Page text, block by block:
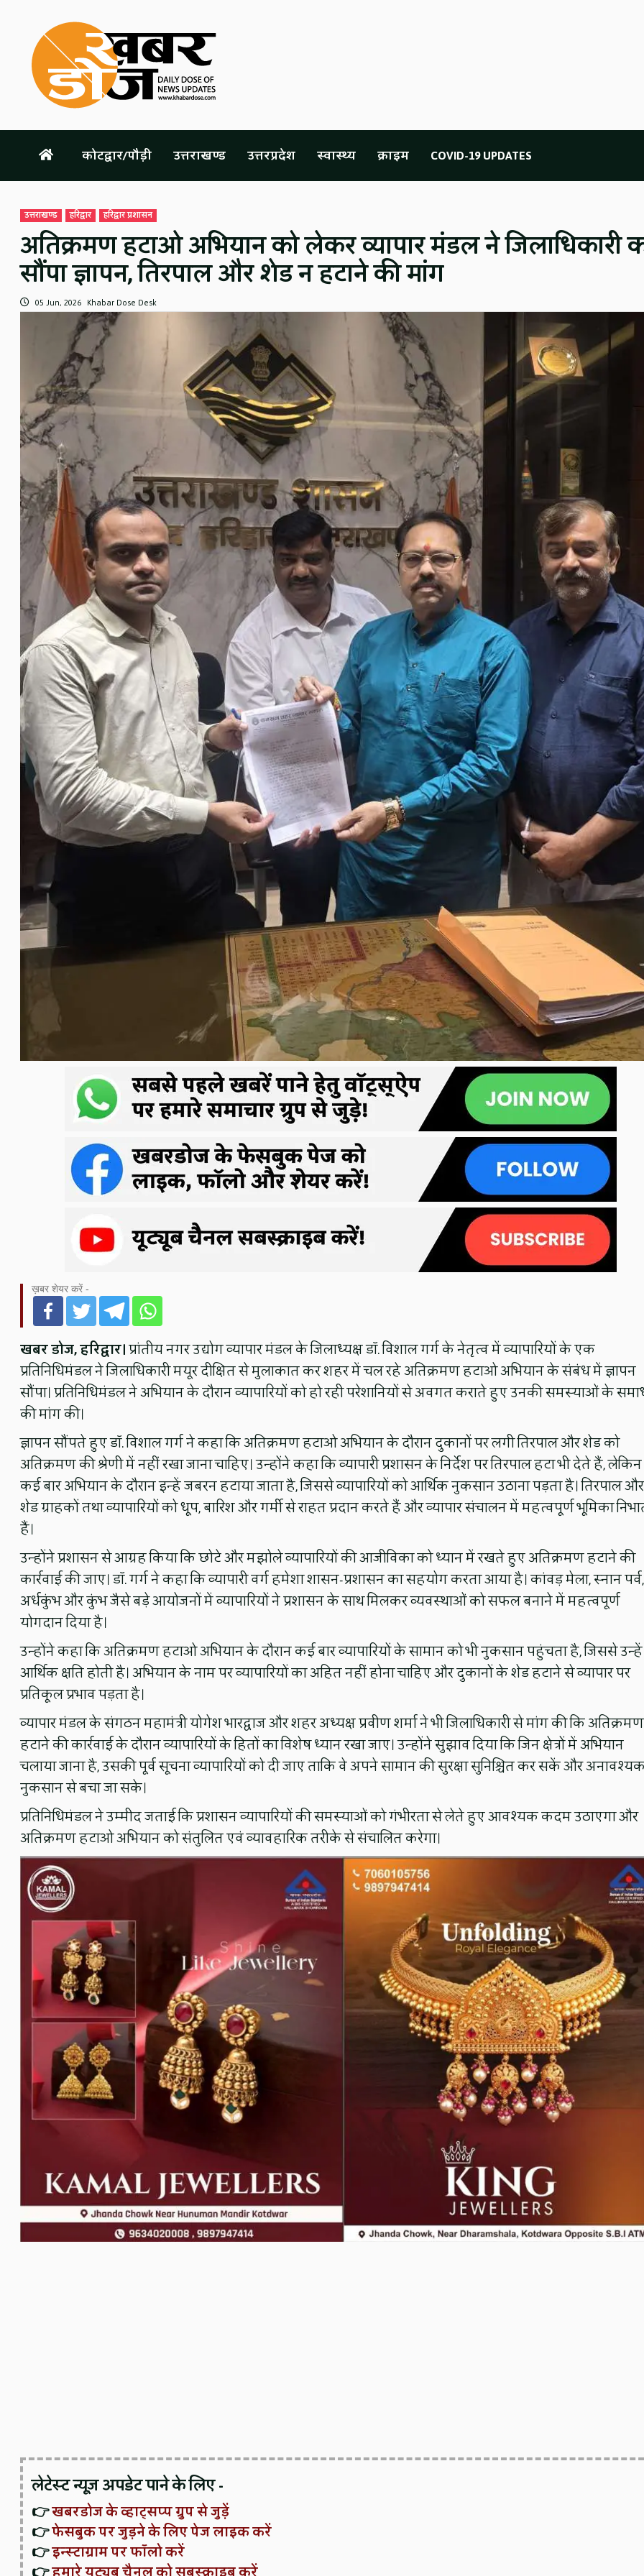
content
कोटद्वार/पौड़ी उत्तराखण्ड उत्तरप्रदेश स्वास्थ्य क्राइम COVID-19 UPDATES
उत्तराखण्ड हरिद्वार हरिद्वार प्रशासन
अतिक्रमण हटाओ अभियान को लेकर व्यापार मंडल ने जिलाधिकारी
सौंपा ज्ञापन, तिरपाल और शेड न हटाने की मांग
05 Jun, 2026 Khabar Dose Desk
ख़बर शेयर करें -
खबर डोज, हरिद्वार।प्रांतीय नगर उद्योग व्यापार मंडल के जिलाध्यक्ष डॉ. विशाल गर्ग के नेतृत्व में व्यापारियों के एक
प्रतिनिधिमंडल ने जिलाधिकारी मयूर दीक्षित से मुलाकात कर शहर में चल रहे अतिक्रमण हटाओ अभियान के संबंध में ज्ञापन
सौंपा। प्रतिनिधिमंडल ने अभियान के दौरान व्यापारियों को हो रही परेशानियों से अवगत कराते हुए उनकी समस्याओं के
की मांग की।
ज्ञापन सौंपते हुए डॉ. विशाल गर्ग ने कहा कि अतिक्रमण हटाओ अभियान के दौरान दुकानों पर लगी तिरपाल और शेड को
अतिक्रमण की श्रेणी में नहीं रखा जाना चाहिए। उन्होंने कहा कि व्यापारी प्रशासन के निर्देश पर तिरपाल हटा भी देते हैं, लेकिन
कई बार अभियान के दौरान इन्हें जबरन हटाया जाता है, जिससे व्यापारियों को आर्थिक नुकसान उठाना पड़ता है। तिरपाल और
शेड ग्राहकों तथा व्यापारियों को धूप, बारिश और गर्मी से राहत प्रदान करते हैं और व्यापार संचालन में महत्वपूर्ण भूमिका
हैं।
उन्होंने प्रशासन से आग्रह किया कि छोटे और मझोले व्यापारियों की आजीविका को ध्यान में रखते हुए अतिक्रमण हटाने की
कार्रवाई की जाए। डॉ. गर्ग ने कहा कि व्यापारी वर्ग हमेशा शासन-प्रशासन का सहयोग करता आया है। कांवड़ मेला, स्नान पर्व,
अर्धकुंभ और कुंभ जैसे बड़े आयोजनों में व्यापारियों ने प्रशासन के साथ मिलकर व्यवस्थाओं को सफल बनाने में महत्वपूर्ण
योगदान दिया है।
उन्होंने कहा कि अतिक्रमण हटाओ अभियान के दौरान कई बार व्यापारियों के सामान को भी नुकसान पहुंचता है, जिससे उन्हें
आर्थिक क्षति होती है। अभियान के नाम पर व्यापारियों का अहित नहीं होना चाहिए और दुकानों के शेड हटाने से व्यापार पर
प्रतिकूल प्रभाव पड़ता है।
व्यापार मंडल के संगठन महामंत्री योगेश भारद्वाज और शहर अध्यक्ष प्रवीण शर्मा ने भी जिलाधिकारी से मांग की कि अतिक्रमण
हटाने की कार्रवाई के दौरान व्यापारियों के हितों का विशेष ध्यान रखा जाए। उन्होंने सुझाव दिया कि जिन क्षेत्रों में अभियान
चलाया जाना है, उसकी पूर्व सूचना व्यापारियों को दी जाए ताकि वे अपने सामान की सुरक्षा सुनिश्चित कर सकें और
नुकसान से बचा जा सके।
प्रतिनिधिमंडल ने उम्मीद जताई कि प्रशासन व्यापारियों की समस्याओं को गंभीरता से लेते हुए आवश्यक कदम उठाएगा और
अतिक्रमण हटाओ अभियान को संतुलित एवं व्यावहारिक तरीके से संचालित करेगा।
लेटेस्ट न्यूज़ अपडेट पाने के लिए -
👉खबरडोज के व्हाट्सप्प ग्रुप से जुड़ें
👉फेसबुक पर जुड़ने के लिए पेज लाइक करें
👉इन्स्टाग्राम पर फॉलो करें